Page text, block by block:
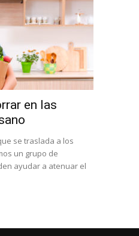
en las
se traslada a los
un grupo de
ayudar a atenuar el